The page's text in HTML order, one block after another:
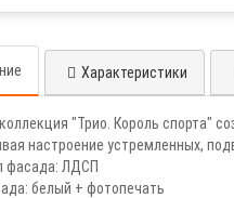
Характеристики
"Трио. Король спорта"
настроение устремленных,
фасада: ЛДСП
белый + фотопечать